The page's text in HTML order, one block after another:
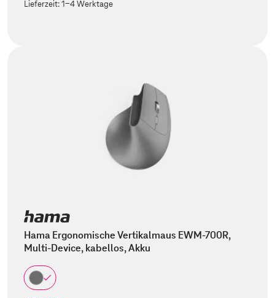
Lieferzeit:1-4 Werktage
Hama Ergonomische Vertikalmaus EWM-700R,
Multi-Device, kabellos, Akku